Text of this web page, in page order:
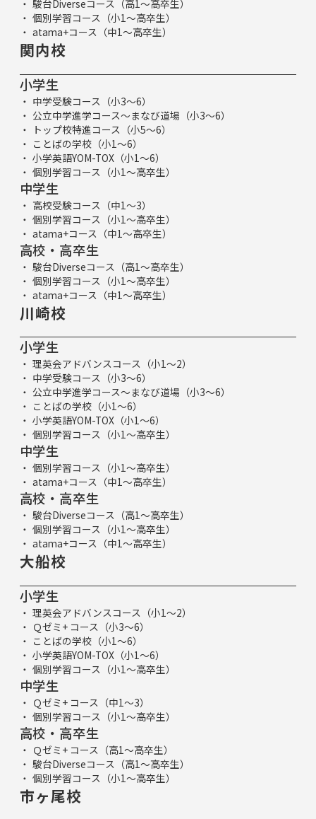
駿台Diverseコース（高1～高卒生）
個別学習コース（小1～高卒生）
atama+コース（中1～高卒生）
関内校
小学生
中学受験コース（小3～6）
公立中学進学コース～まなび道場（小3～6）
トップ校特進コース（小5～6）
ことばの学校（小1～6）
小学英語YOM-TOX（小1～6）
個別学習コース（小1～高卒生）
中学生
高校受験コース（中1～3）
個別学習コース（小1～高卒生）
atama+コース（中1～高卒生）
高校・高卒生
駿台Diverseコース（高1～高卒生）
個別学習コース（小1～高卒生）
atama+コース（中1～高卒生）
川崎校
小学生
理英会アドバンスコース（小1～2）
中学受験コース（小3～6）
公立中学進学コース～まなび道場（小3～6）
ことばの学校（小1～6）
小学英語YOM-TOX（小1～6）
個別学習コース（小1～高卒生）
中学生
個別学習コース（小1～高卒生）
atama+コース（中1～高卒生）
高校・高卒生
駿台Diverseコース（高1～高卒生）
個別学習コース（小1～高卒生）
atama+コース（中1～高卒生）
大船校
小学生
理英会アドバンスコース（小1～2）
Ｑゼミ+ コース（小3～6）
ことばの学校（小1～6）
小学英語YOM-TOX（小1～6）
個別学習コース（小1～高卒生）
中学生
Ｑゼミ+ コース（中1～3）
個別学習コース（小1～高卒生）
高校・高卒生
Ｑゼミ+ コース（高1～高卒生）
駿台Diverseコース（高1～高卒生）
個別学習コース（小1～高卒生）
市ヶ尾校